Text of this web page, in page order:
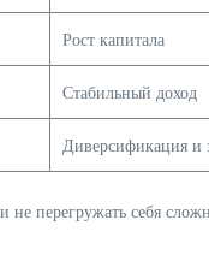
Рост капитала
Стабильный доход
Диверсификация и
не перегружать себя